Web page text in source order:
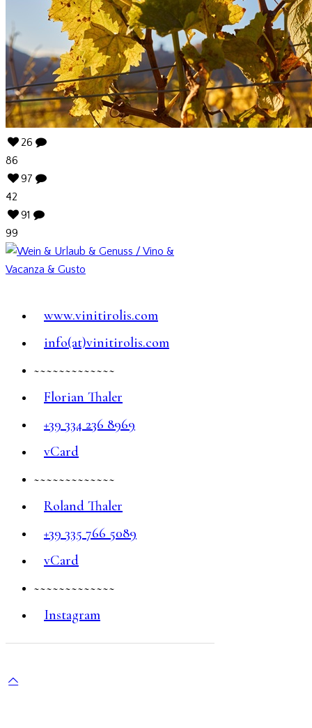
26
86
97
42
91
99
www.vinitirolis.com
info(at)vinitirolis.com
~~~~~~~~~~~~~
Florian Thaler
+39 334 236 8969
vCard
~~~~~~~~~~~~~
Roland Thaler
+39 335 766 5089
vCard
~~~~~~~~~~~~~
Instagram